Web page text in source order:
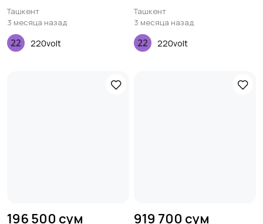
NC USB
Ташкент
3 месяца назад
220volt
Ташкент
3 месяца назад
220volt
196 500 сум 919 700 сум